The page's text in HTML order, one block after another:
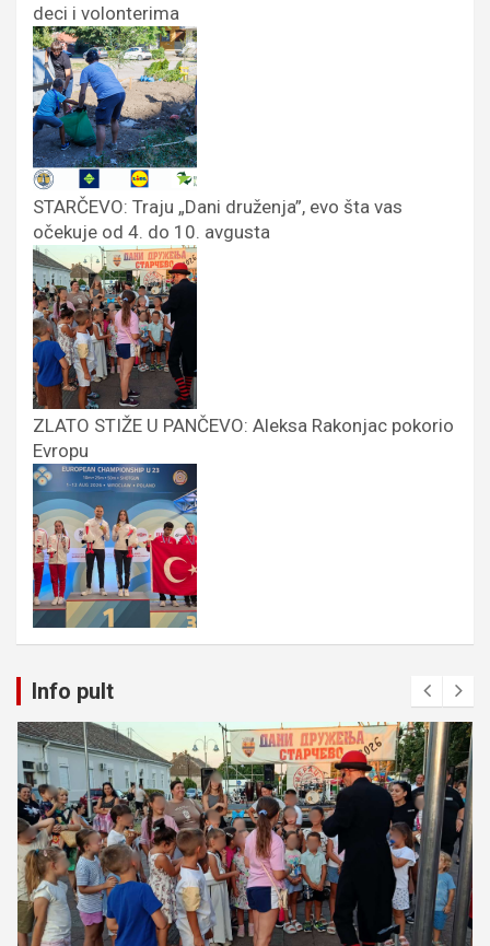
deci i volonterima
STARČEVO: Traju „Dani druženja”, evo šta vas
očekuje od 4. do 10. avgusta
ZLATO STIŽE U PANČEVO: Aleksa Rakonjac pokorio
Evropu
Info pult